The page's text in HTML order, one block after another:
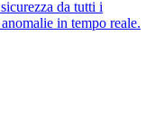
da tutti i
in tempo reale.